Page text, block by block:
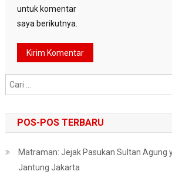
untuk komentar
saya berikutnya.
POS-POS TERBARU
Matraman: Jejak Pasukan Sultan Agung
Jantung Jakarta